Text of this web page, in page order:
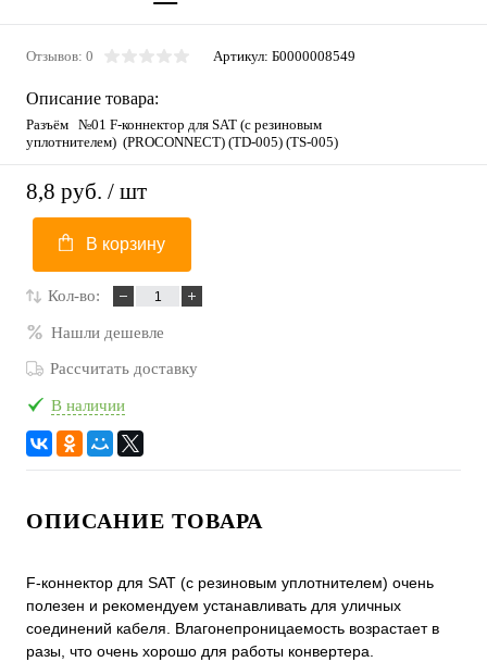
Отзывов: 0 Артикул: Б0000008549
Описание товара:
Разъём №01 F-коннектор для SAT (с резиновым
уплотнителем) (PROCONNECT) (TD-005) (TS-005)
8,8 руб. / шт
В корзину
Кол-во:
Нашли дешевле
Рассчитать доставку
В наличии
ОПИСАНИЕ ТОВАРА
F-коннектор для SAT (с резиновым уплотнителем) очень
полезен и рекомендуем устанавливать для уличных
соединений кабеля. Влагонепроницаемость возрастает в
разы, что очень хорошо для работы конвертера.